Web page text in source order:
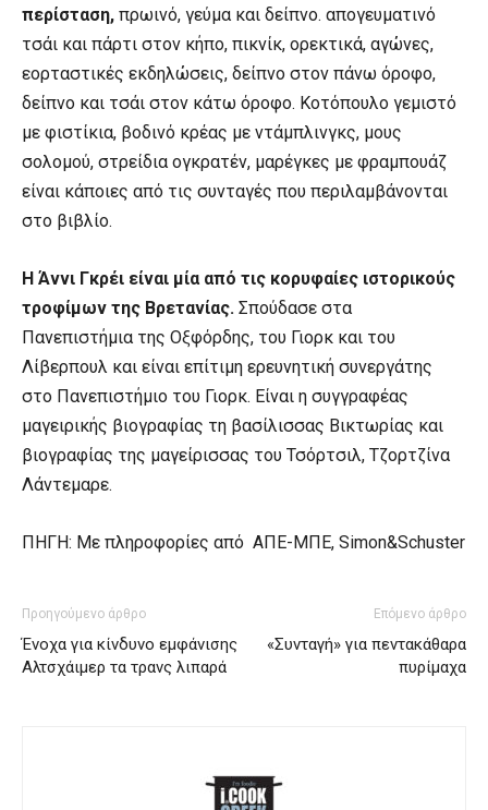
περίσταση, πρωινό, γεύμα και δείπνο. απογευματινό
τσάι και πάρτι στον κήπο, πικνίκ, ορεκτικά, αγώνες,
εορταστικές εκδηλώσεις, δείπνο στον πάνω όροφο,
δείπνο και τσάι στον κάτω όροφο. Κοτόπουλο γεμιστό
με φιστίκια, βοδινό κρέας με ντάμπλινγκς, μους
σολομού, στρείδια ογκρατέν, μαρέγκες με φραμπουάζ
είναι κάποιες από τις συνταγές που περιλαμβάνονται
στο βιβλίο.
Η Άννι Γκρέι είναι μία από τις κορυφαίες ιστορικούς
τροφίμων της Βρετανίας. Σπούδασε στα
Πανεπιστήμια της Οξφόρδης, του Γιορκ και του
Λίβερπουλ και είναι επίτιμη ερευνητική συνεργάτης
στο Πανεπιστήμιο του Γιορκ. Είναι η συγγραφέας
μαγειρικής βιογραφίας τη βασίλισσας Βικτωρίας και
βιογραφίας της μαγείρισσας του Τσόρτσιλ, Τζορτζίνα
Λάντεμαρε.
ΠΗΓΗ: Με πληροφορίες από ΑΠΕ-ΜΠΕ, Simon&Schuster
Προηγούμενο άρθρο
Ένοχα για κίνδυνο εμφάνισης
Αλτσχάιμερ τα τρανς λιπαρά
Επόμενο άρθρο
«Συνταγή» για πεντακάθαρα
πυρίμαχα